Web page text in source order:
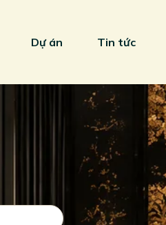
Dự án Tin tức